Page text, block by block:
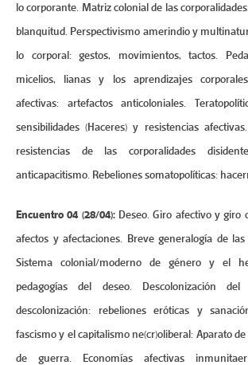
lo corporante. Matriz colonial de las
blanquitud. Perspectivismo amerindio y
lo corporal: gestos, movimientos, tactos.
micelios, lianas y los aprendizajes
afectivas: artefactos anticoloniales.
sensibilidades (Haceres) y resistencias
resistencias de las corporalidades
anticapacitismo. Rebeliones somatopolíticas:
Encuentro 04 (28/04):Deseo. Giro afectivo y giro
afectos y afectaciones. Breve generalogía de las
Sistema colonial/moderno de género y el
pedagogías del deseo. Descolonización
descolonización: rebeliones eróticas y
fascismo y el capitalismo ne(cr)oliberal: Aparato
de guerra. Economías afectivas